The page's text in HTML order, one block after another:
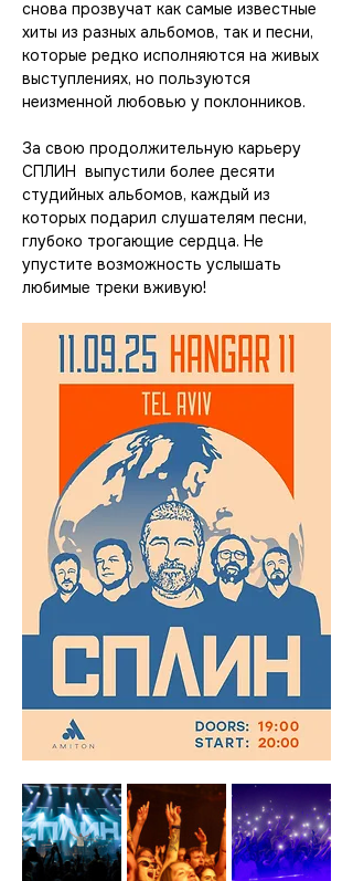
снова прозвучат как самые известные
хиты из разных альбомов, так и песни,
которые редко исполняются на живых
выступлениях, но пользуются
неизменной любовью у поклонников.
За свою продолжительную карьеру
СПЛИН  выпустили более десяти
студийных альбомов, каждый из
которых подарил слушателям песни,
глубоко трогающие сердца. Не
упустите возможность услышать
любимые треки вживую!